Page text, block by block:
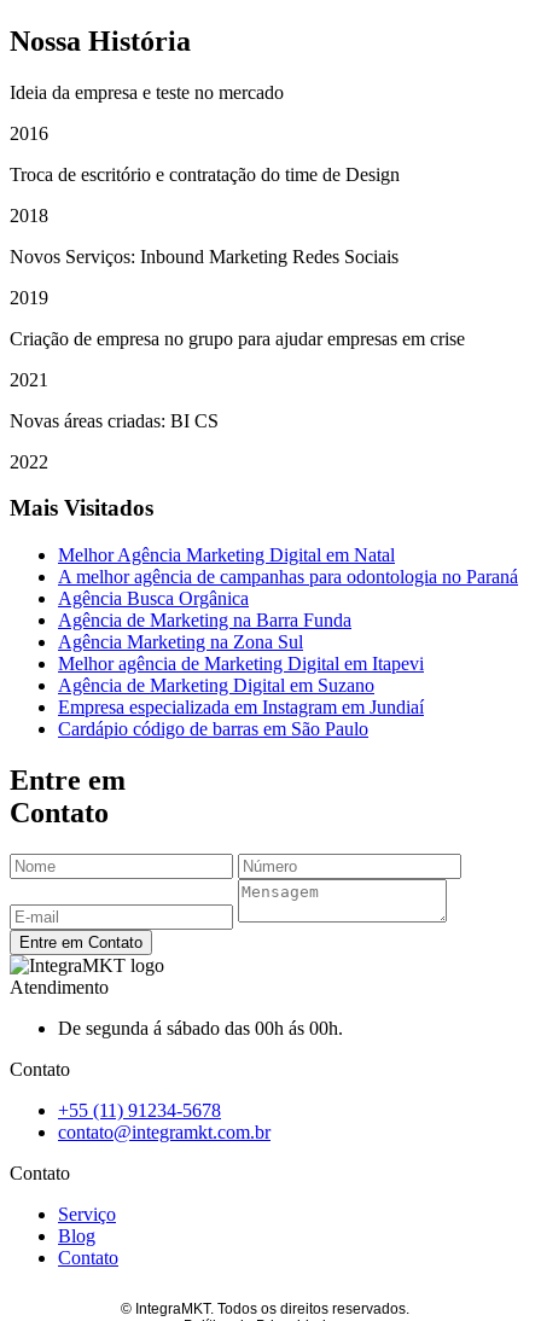
Nossa História
Ideia da empresa e teste no mercado
2016
Troca de escritório e contratação do time de Design
2018
Novos Serviços: Inbound Marketing Redes Sociais
2019
Criação de empresa no grupo para ajudar empresas em crise
2021
Novas áreas criadas: BI CS
2022
Mais Visitados
Melhor Agência Marketing Digital em Natal
A melhor agência de campanhas para odontologia no Paraná
Agência Busca Orgânica
Agência de Marketing na Barra Funda
Agência Marketing na Zona Sul
Melhor agência de Marketing Digital em Itapevi
Agência de Marketing Digital em Suzano
Empresa especializada em Instagram em Jundiaí
Cardápio código de barras em São Paulo
Entre em
Contato
Entre em Contato
Atendimento
De segunda á sábado das 00h ás 00h.
Contato
+55 (11) 91234-5678
contato@integramkt.com.br
Contato
Serviço
Blog
Contato
© IntegraMKT. Todos os direitos reservados.